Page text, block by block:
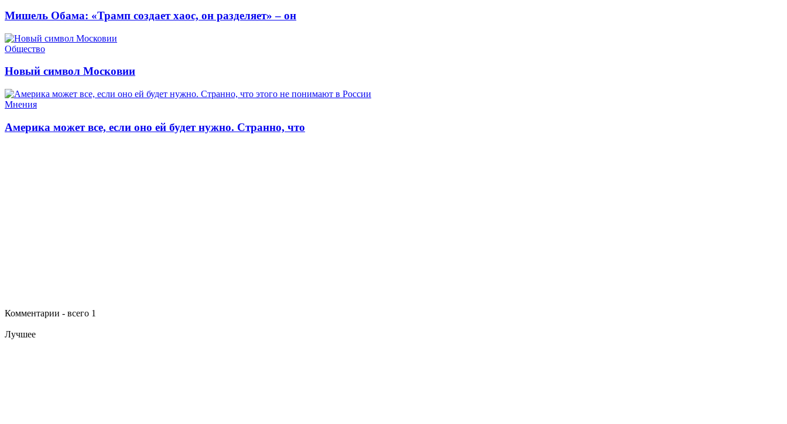
Мишель Обама: «Трамп создает хаос, он разделяет» – он
Общество
Новый символ Московии
Мнения
Америка может все, если оно ей будет нужно. Странно, что
Комментарии - всего 1
Лучшее